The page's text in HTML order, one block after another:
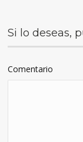
Si lo deseas,
Comentario